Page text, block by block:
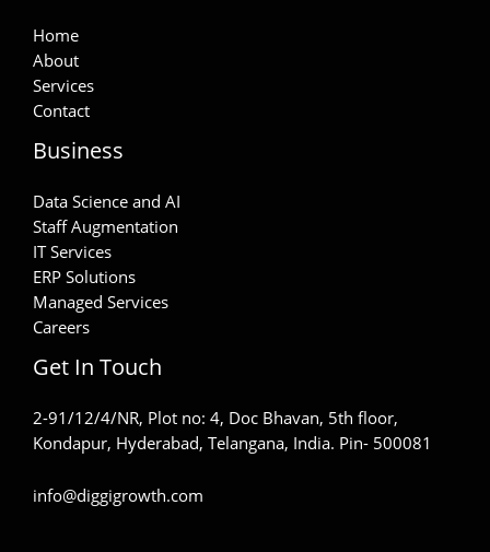
Home
About
Services
Contact
Business
Data Science and AI
Staff Augmentation
IT Services
ERP Solutions
Managed Services
Careers
Get In Touch
2-91/12/4/NR, Plot no: 4, Doc Bhavan, 5th floor,
Kondapur, Hyderabad, Telangana, India. Pin- 500081
info@diggigrowth.com